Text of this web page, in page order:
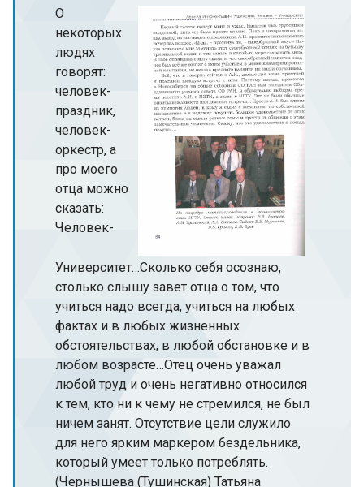
О
некоторых
людях
говорят:
человек-
праздник,
человек-
оркестр, а
про моего
отца можно
сказать:
Человек-
Университет…Сколько себя осознаю,
столько слышу завет отца о том, что
учиться надо всегда, учиться на любых
фактах и в любых жизненных
обстоятельствах, в любой обстановке и в
любом возрасте…Отец очень уважал
любой труд и очень негативно относился
к тем, кто ни к чему не стремился, не был
ничем занят. Отсутствие цели служило
для него ярким маркером бездельника,
который умеет только потреблять.
(Чернышева (Тушинская) Татьяна